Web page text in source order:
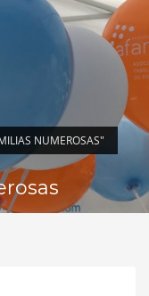
NUMEROSAS"